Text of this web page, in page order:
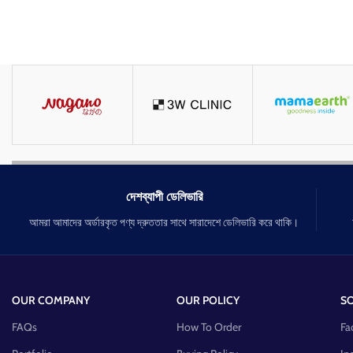
দেশব্যাপী ডেলিভারি
আমরা আমাদের অর্ডারকৃত পণ্য দ্রুততার সাথে সারাদেশে ডেলিভারি করে থাকি।
OUR COMPANY
FAQs
OUR POLICY
How To Order